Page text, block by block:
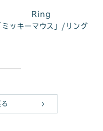
Ring
ミッキーマウス」/リング